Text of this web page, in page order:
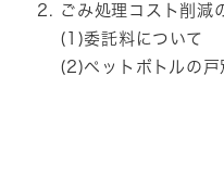
ごみ処理コスト削減
(1)委託料について
(2)ペットボトルの戸